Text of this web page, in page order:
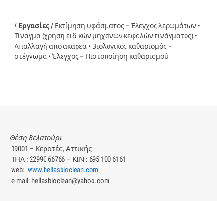
/ Εργασίες / Εκτίμηση υφάσματος – Έλεγχος λερωμάτων •
Τίναγμα (χρήση ειδικών μηχανών-κεφαλών τινάγματος) •
Απαλλαγή από ακάρεα • Βιολογικός καθαρισμός –
στέγνωμα • Έλεγχος – Πιστοποίηση καθαρισμού
Θέση Βελατούρι
19001 – Κερατέα, Αττικής
ΤΗΛ : 22990 66766 – ΚΙΝ : 695 100 6161
web: www.hellasbioclean.com
e-mail: hellasbioclean@yahoo.com